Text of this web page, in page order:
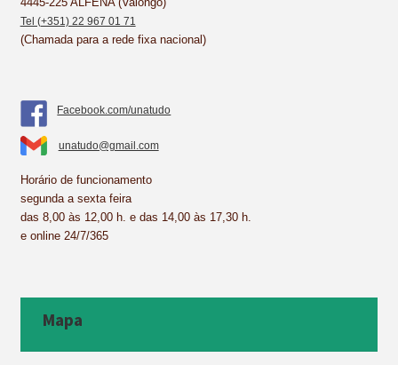
Tel (+351) 22 967 01 71
(Chamada para a rede fixa nacional)
Facebook.com/unatudo
unatudo@gmail.com
Horário de funcionamento
segunda a sexta feira
das 8,00 às 12,00 h. e das 14,00 às 17,30 h.
e online 24/7/365
Mapa